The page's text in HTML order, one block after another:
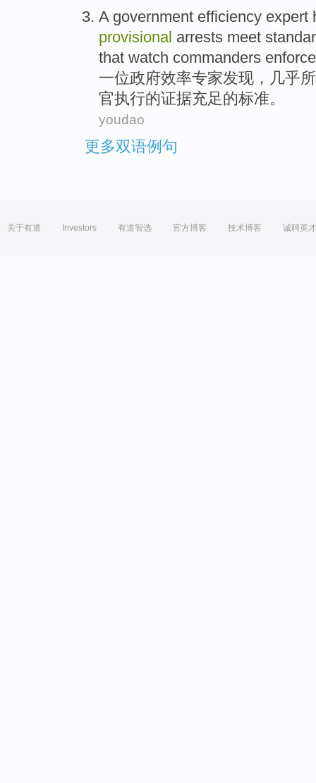
A government efficiency expert
provisional arrests meet
that watch commanders enforce
一位政府效率专家发现 ， 几乎
官执行的证据充足的标准。
youdao
更多双语例句
关于有道 Investors 有道智选 官方博客 技术博客 诚聘英才